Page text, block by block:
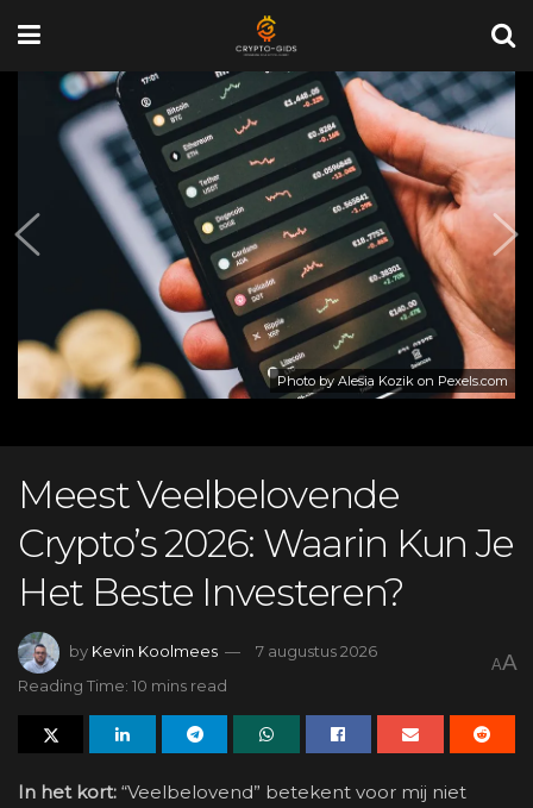
Photo by Alesia Kozik on Pexels.com
Meest Veelbelovende
Crypto’s 2026: Waarin Kun Je
Het Beste Investeren?
by Kevin Koolmees
7 augustus 2026
Reading Time: 10 mins read
AA
In het kort: “Veelbelovend” betekent voor mij niet